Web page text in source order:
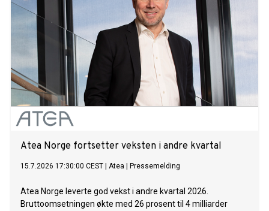
Atea Norge fortsetter veksten i andre kvartal
15.7.2026 17:30:00 CEST Atea Pressemelding
Atea Norge leverte god vekst i andre kvartal 2026.
Bruttoomsetningen økte med 26 prosent til 4 milliarder